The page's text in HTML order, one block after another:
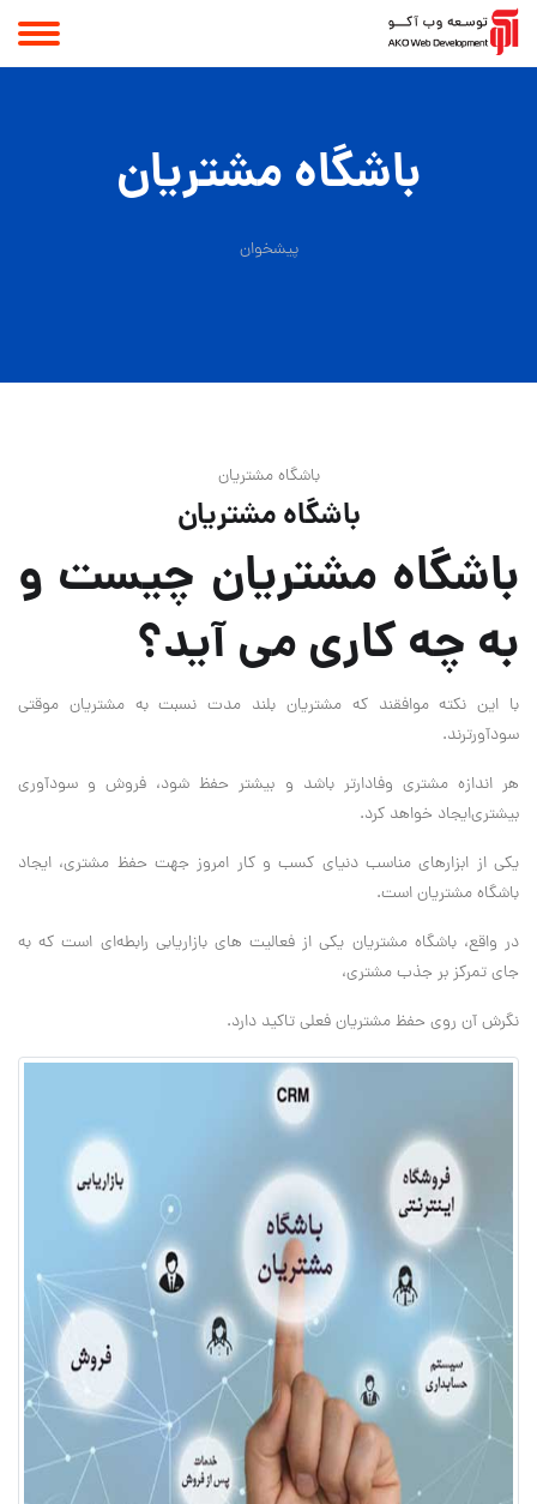
باشگاه مشتریان
پیشخوان
باشگاه مشتریان
باشگاه مشتریان
باشگاه مشتریان چیست و
به چه کاری می آید؟
با ‌این نکته موافقند که مشتریان بلند مدت نسبت به مشتریان موقتی
سودآورترند.
هر اندازه مشتری وفادارتر باشد و بیشتر حفظ شود، فروش و سودآوری
بیشتری‌ایجاد خواهد کرد.
یکی از ابزارهای مناسب دنیای کسب و کار امروز جهت حفظ مشتری‌،‌ ایجاد
باشگاه مشتریان است.
در واقع‌، باشگاه مشتریان یکی از فعالیت های بازاریابی رابطه‌ای است که به
جای تمرکز بر جذب مشتری‌،
نگرش آن روی حفظ مشتریان فعلی تاکید دارد.